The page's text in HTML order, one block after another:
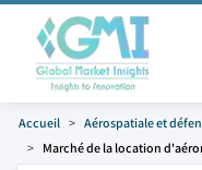
Accueil Aérospatiale et
Marché de la location